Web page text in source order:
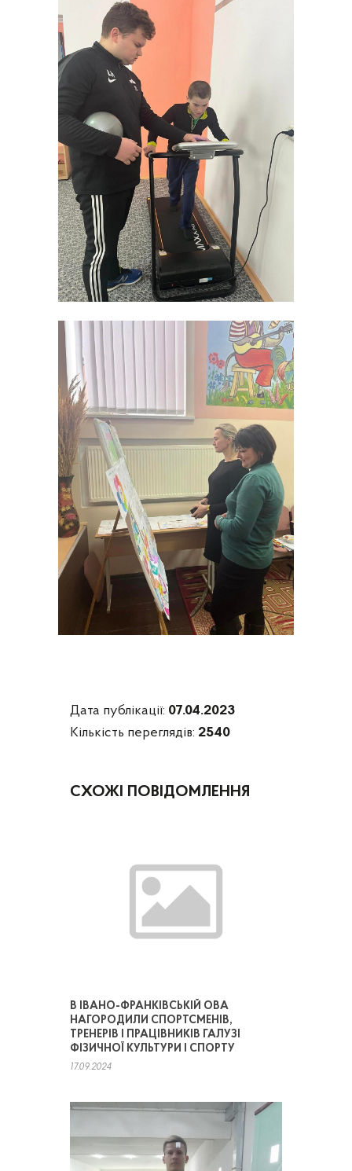
Дата публікації: 07.04.2023
Кількість переглядів: 2540
СХОЖІ ПОВІДОМЛЕННЯ
В ІВАНО-ФРАНКІВСЬКІЙ ОВА
НАГОРОДИЛИ СПОРТСМЕНІВ,
ТРЕНЕРІВ І ПРАЦІВНИКІВ ГАЛУЗІ
ФІЗИЧНОЇ КУЛЬТУРИ І СПОРТУ
17.09.2024